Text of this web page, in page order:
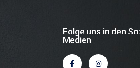
Folge uns in den
Medien